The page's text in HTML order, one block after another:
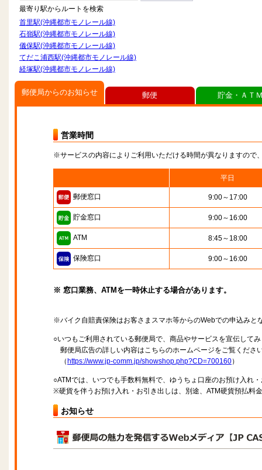
最寄り駅からルートを検索
首里駅(沖縄都市モノレール線)
石嶺駅(沖縄都市モノレール線)
儀保駅(沖縄都市モノレール線)
てだこ浦西駅(沖縄都市モノレール線)
経塚駅(沖縄都市モノレール線)
郵便局からのお知らせ
営業時間
※サービスの内容によりご利用いただける時間が異なりますので
平日
郵便窓口 9:00～17:00
貯金窓口 9:00～16:00
ATM 8:45～18:00
保険窓口 9:00～16:00
※ 窓口業務、ATMを一時休止する場合があります。
※バイク自賠責保険はお客さまスマホ等からのWebでの申込みと
○いつもご利用されている郵便局で、商品やサービスを宣伝して
郵便局広告の詳しい内容はこちらのホームページをご覧くださ
（ https://www.jp-comm.jp/showshop.php?CD=700160）
○ATMでは、いつでも手数料無料で、ゆうちょ口座のお預け入れ
※硬貨を伴うお預け入れ・お引き出しは、別途、ATM硬貨預払料
お知らせ
郵便 貯金・ＡＴ